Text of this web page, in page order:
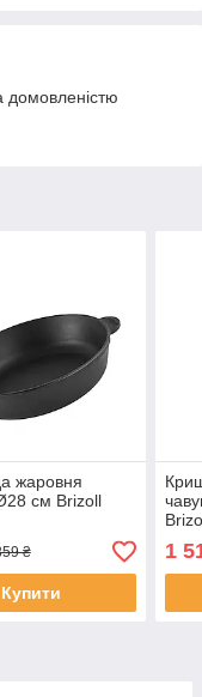
домовленістю
жаровня
см Brizoll
₴
Купити
1